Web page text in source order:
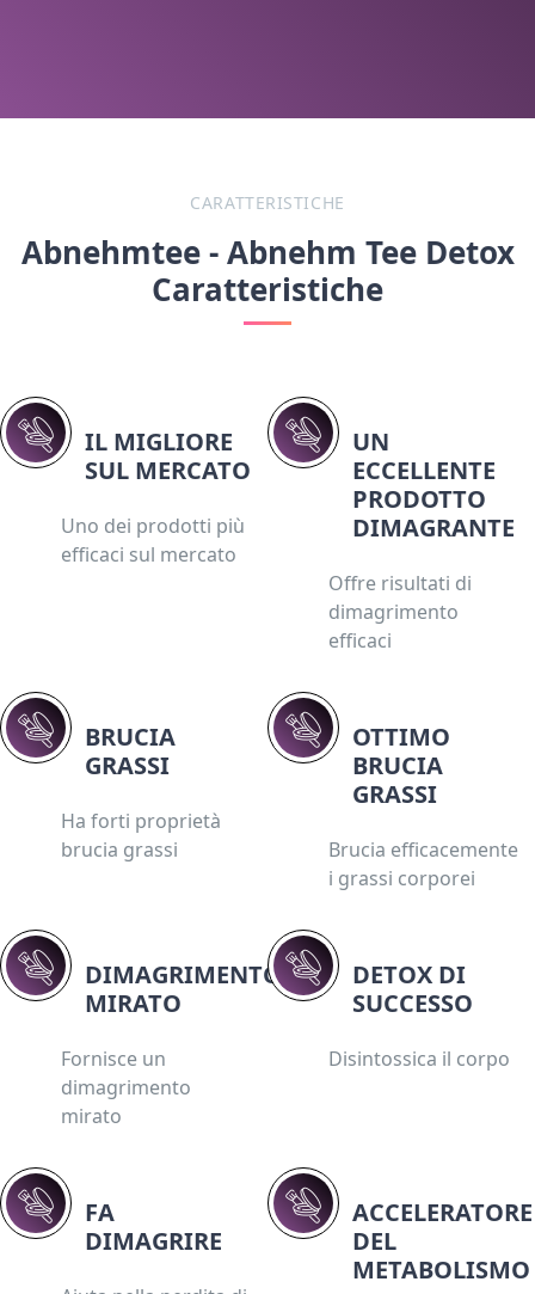
CARATTERISTICHE
Abnehmtee - Abnehm Tee Detox
Caratteristiche
IL MIGLIORE
SUL MERCATO
Uno dei prodotti più
efficaci sul mercato
UN
ECCELLENTE
PRODOTTO
DIMAGRANTE
Offre risultati di
dimagrimento
efficaci
BRUCIA
GRASSI
Ha forti proprietà
brucia grassi
OTTIMO
BRUCIA
GRASSI
Brucia efficacemente
i grassi corporei
DIMAGRIMENTO
MIRATO
Fornisce un
dimagrimento
mirato
DETOX DI
SUCCESSO
Disintossica il corpo
FA
DIMAGRIRE
ACCELERATORE
DEL
METABOLISMO